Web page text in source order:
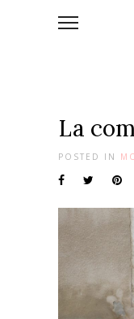
La
POSTED IN